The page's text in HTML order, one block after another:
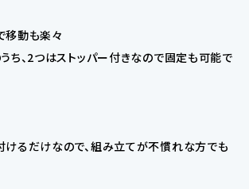
移動も楽々
ち、2つはストッパー付きなので固定も可能で
けるだけなので、組み立てが不慣れな方でも